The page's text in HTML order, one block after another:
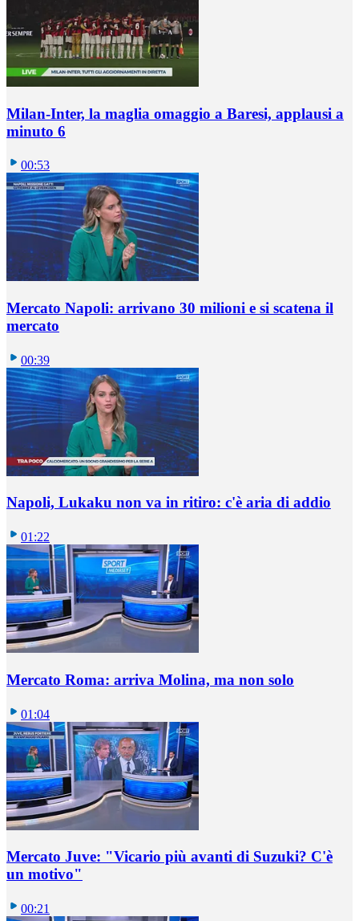
Milan-Inter, la maglia omaggio a Baresi, applausi a
minuto 6
00:53
Mercato Napoli: arrivano 30 milioni e si scatena il
mercato
00:39
Napoli, Lukaku non va in ritiro: c'è aria di addio
01:22
Mercato Roma: arriva Molina, ma non solo
01:04
Mercato Juve: "Vicario più avanti di Suzuki? C'è
un motivo"
00:21